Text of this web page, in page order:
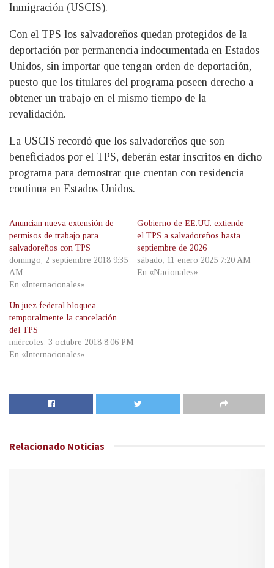
Inmigración (USCIS).
Con el TPS los salvadoreños quedan protegidos de la
deportación por permanencia indocumentada en Estados
Unidos, sin importar que tengan orden de deportación,
puesto que los titulares del programa poseen derecho a
obtener un trabajo en el mismo tiempo de la
revalidación.
La USCIS recordó que los salvadoreños que son
beneficiados por el TPS, deberán estar inscritos en dicho
programa para demostrar que cuentan con residencia
continua en Estados Unidos.
Anuncian nueva extensión de
permisos de trabajo para
salvadoreños con TPS
domingo, 2 septiembre 2018 9:35
AM
En «Internacionales»
Gobierno de EE.UU. extiende
el TPS a salvadoreños hasta
septiembre de 2026
sábado, 11 enero 2025 7:20 AM
En «Nacionales»
Un juez federal bloquea
temporalmente la cancelación
del TPS
miércoles, 3 octubre 2018 8:06 PM
En «Internacionales»
Relacionado Noticias